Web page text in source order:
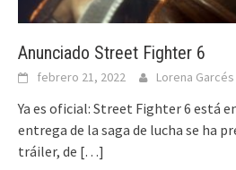
Anunciado Street Fighter 6
febrero 21, 2022 Lorena
Ya es oficial: Street Fighter 6 está
entrega de la saga de lucha se ha
tráiler, de […]